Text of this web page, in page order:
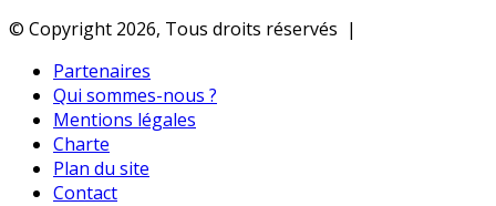
© Copyright 2026, Tous droits réservés |
Partenaires
Qui sommes-nous ?
Mentions légales
Charte
Plan du site
Contact